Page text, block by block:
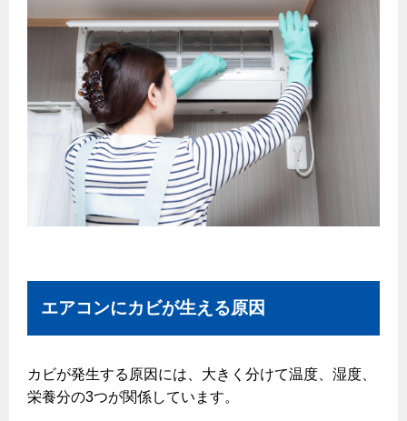
ガスメーターの復帰方法
ガス器具が故障したとき
地震のとき
ガス給湯器・風呂釜の凍結予防方法
故障診断
ガス工事について
ガス工事に関する約款・委託要件・内管工事見積単価表
安全対策
ライフステージ別に比較する
40代～50代
プロパンガスから都市ガスへの切り替え
導入事例
都市ガス切り替え事例
炊飯器
警報器
バスルーム
エコジョーズ
ガスファンヒーター
補助金について
リフォームのお知らせ
ショールーム
リフォームについてのお問い合わせ
電気料金のシミュレーション
ご契約・お手続き
お申込み
停電時の対応
よくあるご質問
エアコンにカビが生える原因
カビが発生する原因には、大きく分けて温度、湿度、
栄養分の3つが関係しています。